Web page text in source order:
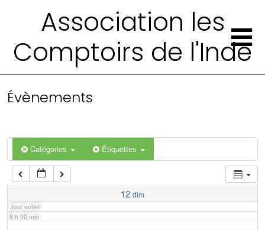
Association les
Comptoirs de l'Inde
Évènements
Catégories Étiquettes
12 dim
Jour entier
4 h 00 min
6 h 00 min
7 h 00 min
8 h 00 min